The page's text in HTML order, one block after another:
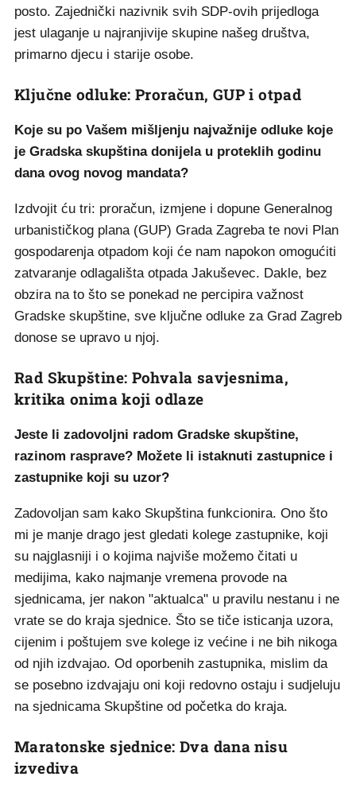
posto. Zajednički nazivnik svih SDP-ovih prijedloga
jest ulaganje u najranjivije skupine našeg društva,
primarno djecu i starije osobe.
Ključne odluke: Proračun, GUP i otpad
Koje su po Vašem mišljenju najvažnije odluke koje
je Gradska skupština donijela u proteklih godinu
dana ovog novog mandata?
Izdvojit ću tri: proračun, izmjene i dopune Generalnog
urbanističkog plana (GUP) Grada Zagreba te novi Plan
gospodarenja otpadom koji će nam napokon omogućiti
zatvaranje odlagališta otpada Jakuševec. Dakle, bez
obzira na to što se ponekad ne percipira važnost
Gradske skupštine, sve ključne odluke za Grad Zagreb
donose se upravo u njoj.
Rad Skupštine: Pohvala savjesnima,
kritika onima koji odlaze
Jeste li zadovoljni radom Gradske skupštine,
razinom rasprave? Možete li istaknuti zastupnice i
zastupnike koji su uzor?
Zadovoljan sam kako Skupština funkcionira. Ono što
mi je manje drago jest gledati kolege zastupnike, koji
su najglasniji i o kojima najviše možemo čitati u
medijima, kako najmanje vremena provode na
sjednicama, jer nakon "aktualca" u pravilu nestanu i ne
vrate se do kraja sjednice. Što se tiče isticanja uzora,
cijenim i poštujem sve kolege iz većine i ne bih nikoga
od njih izdvajao. Od oporbenih zastupnika, mislim da
se posebno izdvajaju oni koji redovno ostaju i sudjeluju
na sjednicama Skupštine od početka do kraja.
Maratonske sjednice: Dva dana nisu
izvediva